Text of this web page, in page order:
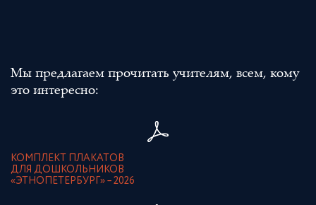
Мы предлагаем прочитать учителям, всем, кому
это интересно:
КОМПЛЕКТ ПЛАКАТОВ
ДЛЯ ДОШКОЛЬНИКОВ
«ЭТНОПЕТЕРБУРГ» – 2026